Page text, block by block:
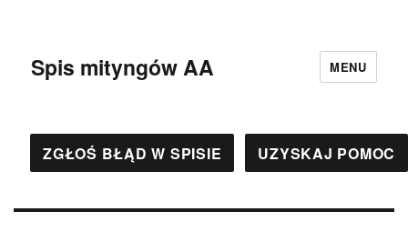
Spis mityngów AA MENU
ZGŁOŚ BŁĄD W SPISIE UZYSKAJ POMOC